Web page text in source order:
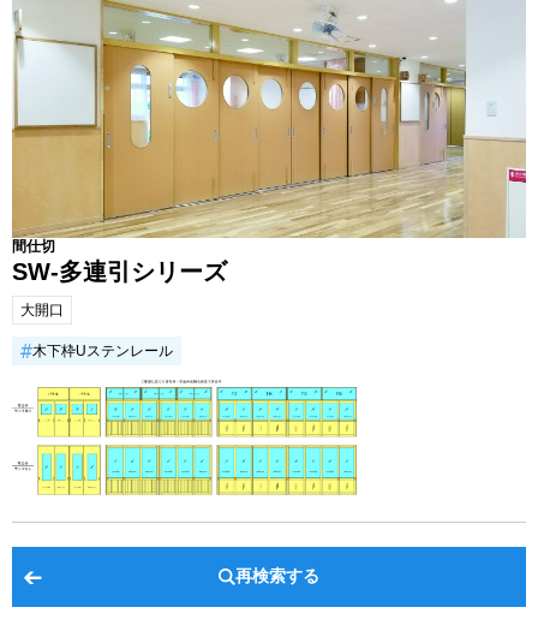
間仕切
SW-多連引シリーズ
大開口
木下枠Uステンレール
再検索する